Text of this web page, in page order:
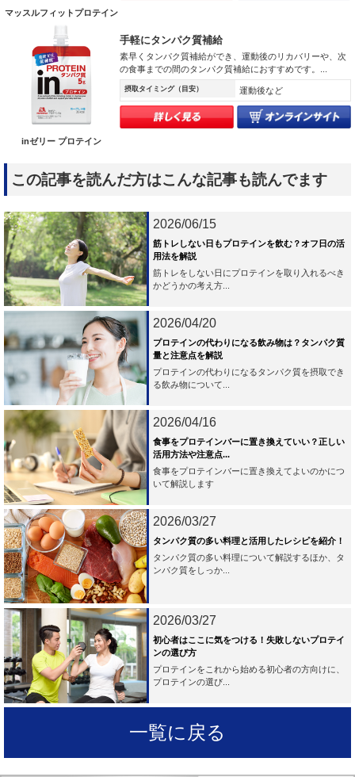
マッスルフィットプロテイン
inゼリー プロテイン
手軽にタンパク質補給
素早くタンパク質補給ができ、運動後のリカバリーや、次
の食事までの間のタンパク質補給におすすめです。...
摂取タイミング（目安） 運動後など
この記事を読んだ方はこんな記事も読んでます
2026/06/15
筋トレしない日もプロテインを飲む？オフ日の活
用法を解説
筋トレをしない日にプロテインを取り入れるべき
かどうかの考え方...
2026/04/20
プロテインの代わりになる飲み物は？タンパク質
量と注意点を解説
プロテインの代わりになるタンパク質を摂取でき
る飲み物について...
2026/04/16
食事をプロテインバーに置き換えていい？正しい
活用方法や注意点...
食事をプロテインバーに置き換えてよいのかにつ
いて解説します
2026/03/27
タンパク質の多い料理と活用したレシピを紹介！
タンパク質の多い料理について解説するほか、タ
ンパク質をしっか...
2026/03/27
初心者はここに気をつける！失敗しないプロテイ
ンの選び方
プロテインをこれから始める初心者の方向けに、
プロテインの選び...
一覧に戻る